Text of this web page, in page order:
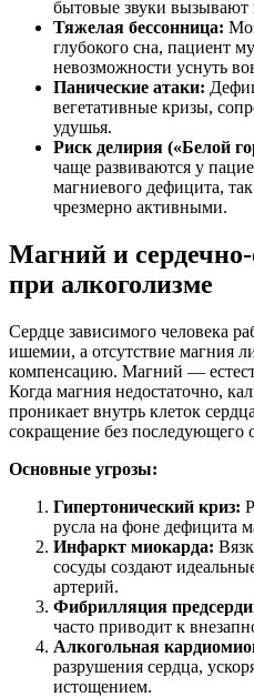
бытовые звуки
Тяжелая бессонница:
глубокого сна, пациент
невозможности уснуть
Панические атаки:
вегетативные кризы,
удушья.
Риск делирия («Белой
чаще развиваются у
магниевого дефицита,
чрезмерно активными.
Магний и
при алкоголизме
Сердце зависимого человека
ишемии, а отсутствие магния
компенсацию. Магний —
Когда магния недостаточно,
проникает внутрь клеток
сокращение без последующего
Основные угрозы:
Гипертонический криз:
русла на фоне дефицита
Инфаркт миокарда:
сосуды создают
артерий.
Фибрилляция
часто приводит к
Алкогольная
разрушения сердца,
истощением.